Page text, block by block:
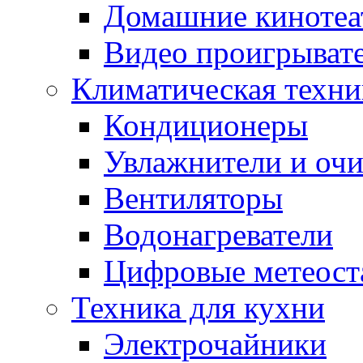
Домашние
Видео
Климатическая
Кондиционеры
Увлажнители и
Вентиляторы
Водонагреватели
Цифровые
Техника для кухни
Электрочайники